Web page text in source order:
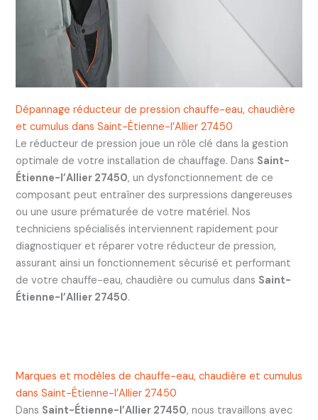
Dépannage réducteur de pression chauffe-eau, chaudière
et cumulus dans Saint-Étienne-l’Allier 27450
Le réducteur de pression joue un rôle clé dans la gestion
optimale de votre installation de chauffage. Dans Saint-
Étienne-l’Allier 27450, un dysfonctionnement de ce
composant peut entraîner des surpressions dangereuses
ou une usure prématurée de votre matériel. Nos
techniciens spécialisés interviennent rapidement pour
diagnostiquer et réparer votre réducteur de pression,
assurant ainsi un fonctionnement sécurisé et performant
de votre chauffe-eau, chaudière ou cumulus dans Saint-
Étienne-l’Allier 27450.
Marques et modèles de chauffe-eau, chaudière et cumulus
dans Saint-Étienne-l’Allier 27450
Dans Saint-Étienne-l’Allier 27450, nous travaillons avec